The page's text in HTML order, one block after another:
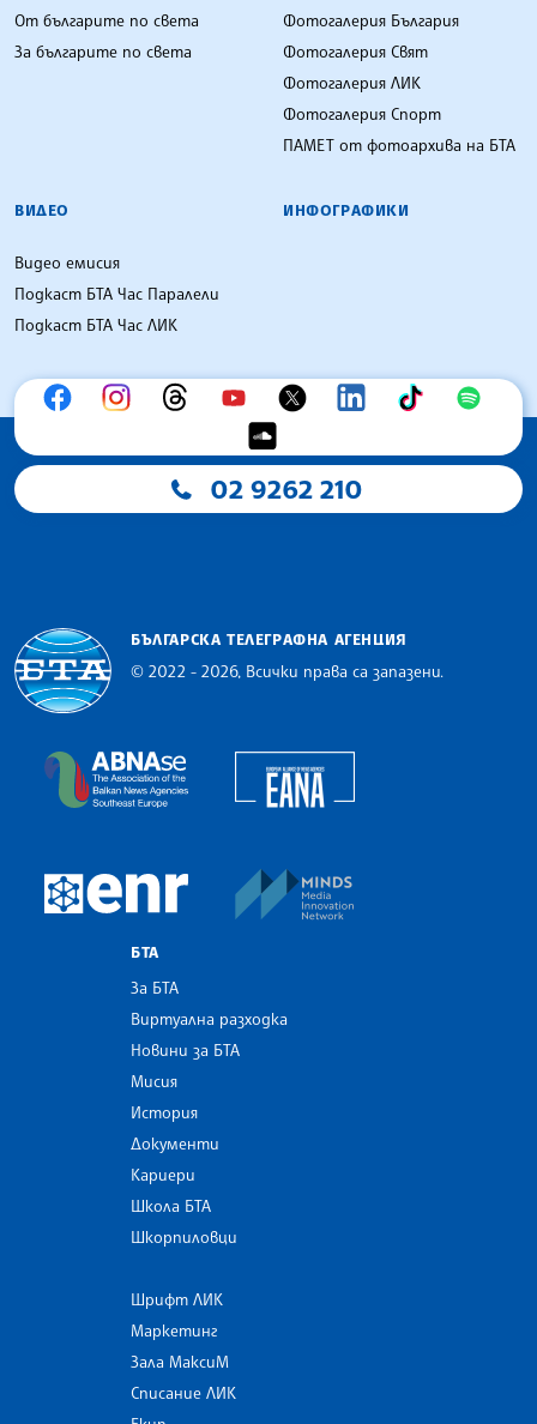
От българите по света
За българите по света
Фотогалерия България
Фотогалерия Свят
Фотогалерия ЛИК
Фотогалерия Спорт
ПАМЕТ от фотоархива на БТА
ВИДЕО
Видео емисия
Подкаст БТА Час Паралели
Подкаст БТА Час ЛИК
ИНФОГРАФИКИ
02 9262 210
БЪЛГАРСКА ТЕЛЕГРАФНА АГЕНЦИЯ
© 2022 - 2026, Всички права са запазени.
The Assocoation of the Balkan News Agencies
European Newsroom
БТА
За БТА
Виртуална разходка
Новини за БТА
Мисия
История
Документи
Кариери
Школа БТА
Шкорпиловци
Шрифт ЛИК
Маркетинг
Зала МаксиМ
Списание ЛИК